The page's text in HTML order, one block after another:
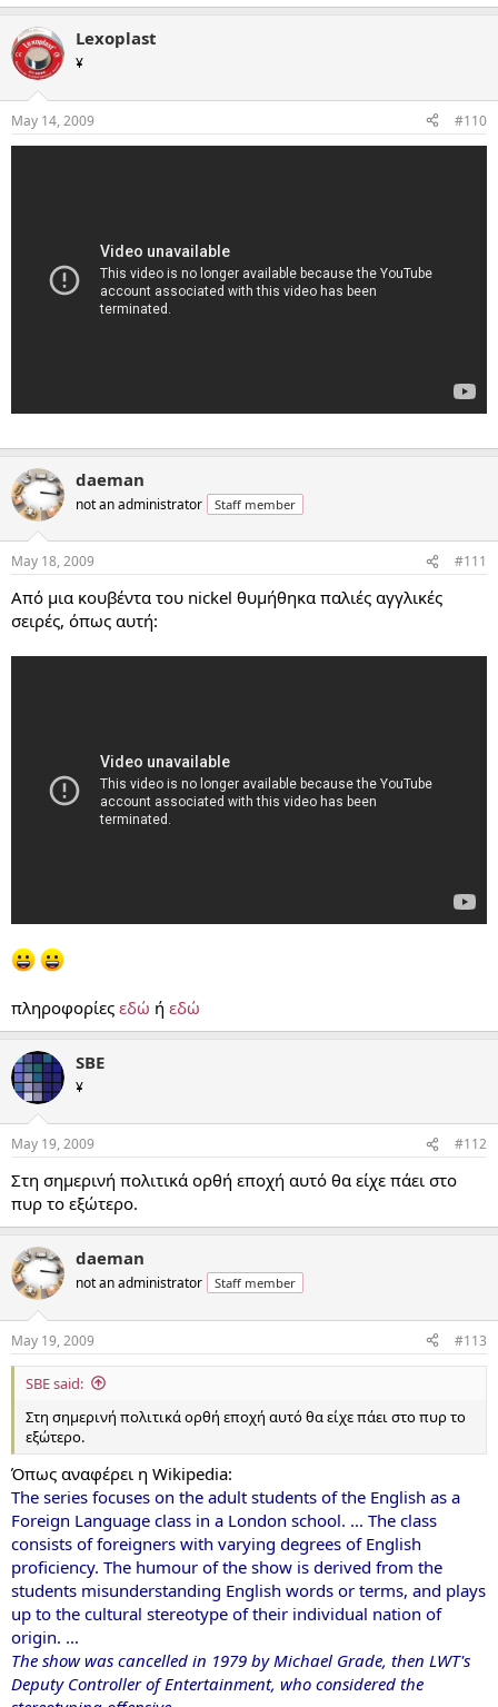
Lexoplast
¥
May 14, 2009 #110
daeman
not an administrator Staff member
May 18, 2009 #111
Από μια κουβέντα του nickel θυμήθηκα παλιές αγγλικές
σειρές, όπως αυτή:
πληροφορίες εδώ ή εδώ
SBE
¥
May 19, 2009 #112
Στη σημερινή πολιτικά ορθή εποχή αυτό θα είχε πάει στο
πυρ το εξώτερο.
daeman
not an administrator Staff member
May 19, 2009 #113
SBE said:
Στη σημερινή πολιτικά ορθή εποχή αυτό θα είχε πάει στο πυρ το
εξώτερο.
Όπως αναφέρει η Wikipedia:
The series focuses on the adult students of the English as a
Foreign Language class in a London school. ... The class
consists of foreigners with varying degrees of English
proficiency. The humour of the show is derived from the
students misunderstanding English words or terms, and plays
up to the cultural stereotype of their individual nation of
origin. ...
The show was cancelled in 1979 byMichael Grade, then LWT's
Deputy Controller of Entertainment, who considered the